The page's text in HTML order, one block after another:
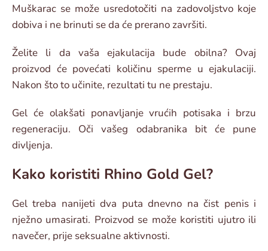
Muškarac se može usredotočiti na zadovoljstvo koje
dobiva i ne brinuti se da će prerano završiti.
Želite li da vaša ejakulacija bude obilna? Ovaj
proizvod će povećati količinu sperme u ejakulaciji.
Nakon što to učinite, rezultati tu ne prestaju.
Gel će olakšati ponavljanje vrućih potisaka i brzu
regeneraciju. Oči vašeg odabranika bit će pune
divljenja.
Kako koristiti Rhino Gold Gel?
Gel treba nanijeti dva puta dnevno na čist penis i
nježno umasirati. Proizvod se može koristiti ujutro ili
navečer, prije seksualne aktivnosti.